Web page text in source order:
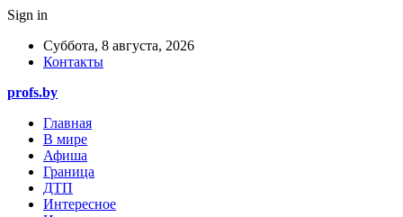
Sign in
Суббота, 8 августа, 2026
Контакты
profs.by
Главная
В мире
Афиша
Граница
ДТП
Интересное